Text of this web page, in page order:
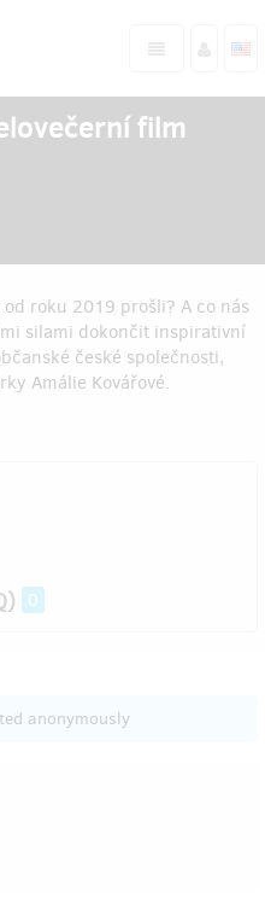
film
roku 2019 prošli? A co nás
silami dokončit inspirativní
české společnosti,
Amálie Kovářové.
0
anonymously